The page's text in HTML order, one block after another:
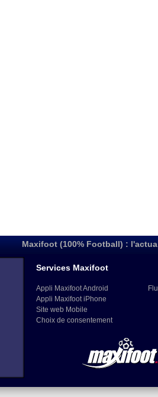
Maxifoot (100% Football) :
Services Maxifoot
Appli Maxifoot Android
Appli Maxifoot iPhone
Site web Mobile
Choix de consentement